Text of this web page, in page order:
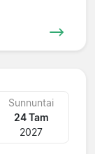
Sunnuntai
24 Tam
2027